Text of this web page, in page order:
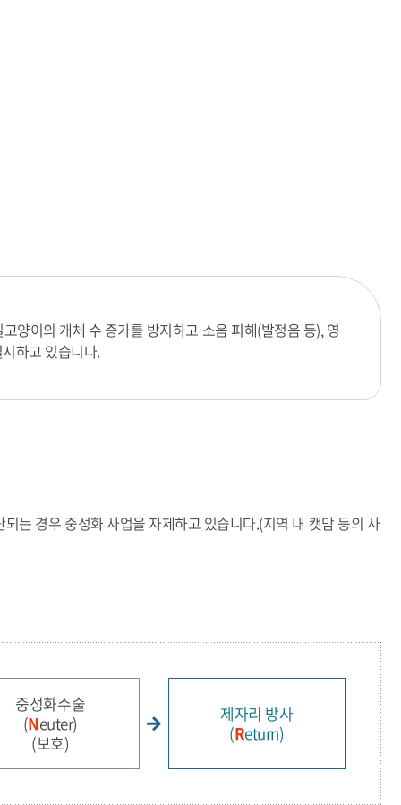
양이의 개체 수 증가를 방지하고 소음 피해(발정음 등), 영
하고 있습니다.
는 경우 중성화 사업을 자제하고 있습니다.(지역 내 캣맘 등의 사
중성화수술
(Neuter)
(보호)
제자리 방사
(Return)